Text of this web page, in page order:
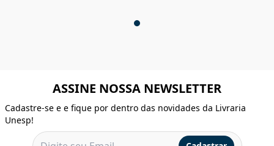
ASSINE NOSSA NEWSLETTER
Cadastre-se e e fique por dentro das novidades da Livraria
Unesp!